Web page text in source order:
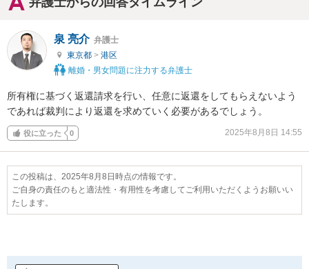
泉 亮介 弁護士
東京都 > 港区
離婚・男女問題に注力する弁護士
所有権に基づく返還請求を行い、任意に返還をしてもらえないよう
であれば裁判により返還を求めていく必要があるでしょう。
役に立った 0 2025年8月8日 14:55
この投稿は、2025年8月8日時点の情報です。
ご自身の責任のもと適法性・有用性を考慮してご利用いただくようお願いい
たします。